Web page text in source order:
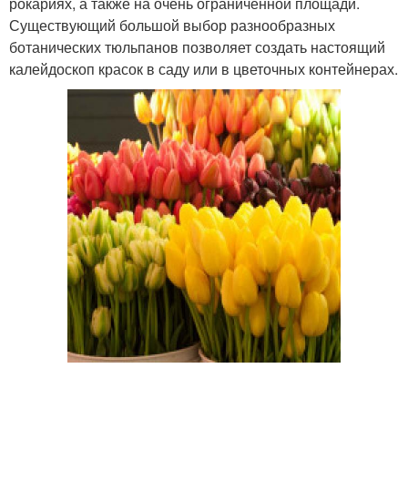
Существующий большой выбор разнообразных
ботанических тюльпанов позволяет создать настоящий
калейдоскоп красок в саду или в цветочных контейнерах.